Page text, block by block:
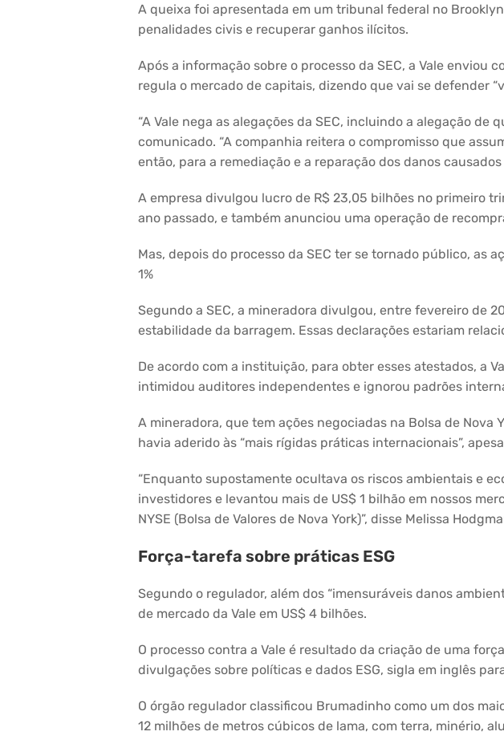
A queixa foi apresentada em um tribunal federal no
penalidades civis e recuperar ganhos ilícitos.
Após a informação sobre o processo da SEC, a Vale enviou
regula o mercado de capitais, dizendo que vai se defender
“A Vale nega as alegações da SEC, incluindo a alegação de
comunicado. “A companhia reitera o compromisso que
então, para a remediação e a reparação dos danos
A empresa divulgou lucro de R$ 23,05 bilhões no primeiro
ano passado, e também anunciou uma operação de
Mas, depois do processo da SEC ter se tornado público, as
1%
Segundo a SEC, a mineradora divulgou, entre fevereiro de
estabilidade da barragem. Essas declarações estariam
De acordo com a instituição, para obter esses atestados, a
intimidou auditores independentes e ignorou padrões
A mineradora, que tem ações negociadas na Bolsa de Nova
havia aderido às “mais rígidas práticas internacionais”,
“Enquanto supostamente ocultava os riscos ambientais e
investidores e levantou mais de US$ 1 bilhão em nossos
NYSE (Bolsa de Valores de Nova York)”, disse Melissa
Força-tarefa sobre práticas ESG
Segundo o regulador, além dos “imensuráveis danos
de mercado da Vale em US$ 4 bilhões.
O processo contra a Vale é resultado da criação de uma
divulgações sobre políticas e dados ESG, sigla em inglês
O órgão regulador classificou Brumadinho como um dos
12 milhões de metros cúbicos de lama, com terra, minério,